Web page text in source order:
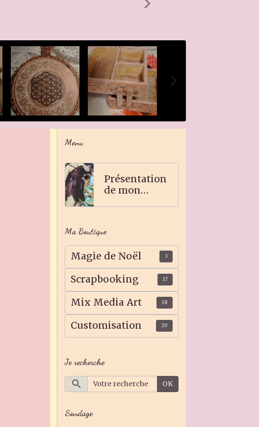
Menu
Présentation
de mon
Ma Boutique
Magie de Noël 3
Scrapbooking 17
Mix Media Art 18
Customisation 20
Je recherche
OK
Sondage